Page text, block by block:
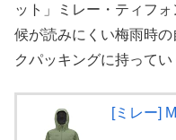
ット」ミレー・ティフ
候が読みにくい梅雨時
クパッキングに持って
[ミレー]